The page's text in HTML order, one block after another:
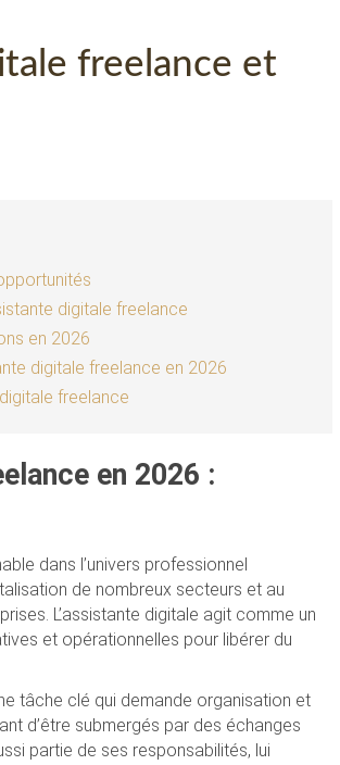
freelance et
digitale freelance
en 2026
digitale freelance en 2026
freelance
en 2026 :
dans l’univers professionnel
de nombreux secteurs et au
L’assistante digitale agit comme un
et opérationnelles pour libérer du
tâche clé qui demande organisation et
d’être submergés par des échanges
partie de ses responsabilités, lui